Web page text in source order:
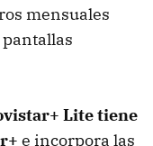
mensuales
Lite tiene
e incorpora las